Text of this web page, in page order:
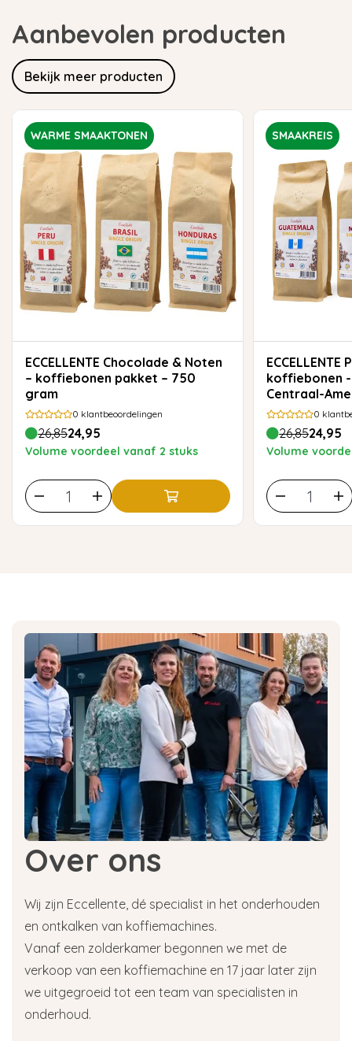
Aanbevolen producten
Bekijk meer producten
WARME SMAAKTONEN
ECCELLENTE Chocolade & Noten
– koffiebonen pakket – 750
gram
0 klantbeoordelingen
26,8524,95
Volume voordeel vanaf 2 stuks
SMAAKREIS
ECCELLENTE Proefpakket
koffiebonen
Centraal-
0
26,8524,95
Volume
Over ons
Wij zijn Eccellente, dé specialist in het onderhouden
en ontkalken van koffiemachines.
Vanaf een zolderkamer begonnen we met de
verkoop van een koffiemachine en 17 jaar later zijn
we uitgegroeid tot een team van specialisten in
onderhoud.